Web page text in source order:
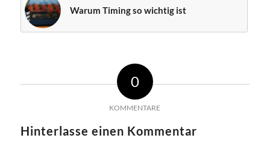
Warum Timing so wichtig ist
0
KOMMENTARE
Hinterlasse einen Kommentar